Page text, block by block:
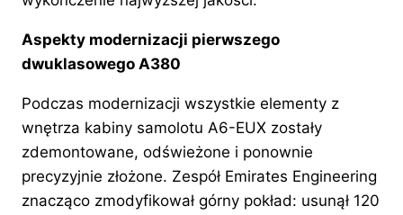
Aspekty modernizacji pierwszego
dwuklasowego A380
Podczas modernizacji wszystkie elementy z
wnętrza kabiny samolotu A6-EUX zostały
zdemontowane, odświeżone i ponownie
precyzyjnie złożone. Zespół Emirates Engineering
znacząco zmodyfikował górny pokład: usunął 120